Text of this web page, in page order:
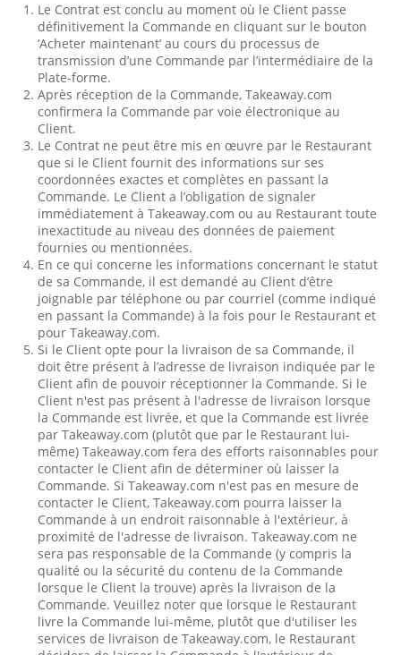
Le Contrat est conclu au moment où le Client passe
définitivement la Commande en cliquant sur le bouton
‘Acheter maintenant’ au cours du processus de
transmission d’une Commande par l’intermédiaire de la
Plate-forme.
Après réception de la Commande, Takeaway.com
confirmera la Commande par voie électronique au
Client.
Le Contrat ne peut être mis en œuvre par le Restaurant
que si le Client fournit des informations sur ses
coordonnées exactes et complètes en passant la
Commande. Le Client a l’obligation de signaler
immédiatement à Takeaway.com ou au Restaurant toute
inexactitude au niveau des données de paiement
fournies ou mentionnées.
En ce qui concerne les informations concernant le statut
de sa Commande, il est demandé au Client d’être
joignable par téléphone ou par courriel (comme indiqué
en passant la Commande) à la fois pour le Restaurant et
pour Takeaway.com.
Si le Client opte pour la livraison de sa Commande, il
doit être présent à l’adresse de livraison indiquée par le
Client afin de pouvoir réceptionner la Commande. Si le
Client n'est pas présent à l'adresse de livraison lorsque
la Commande est livrée, et que la Commande est livrée
par Takeaway.com (plutôt que par le Restaurant lui-
même) Takeaway.com fera des efforts raisonnables pour
contacter le Client afin de déterminer où laisser la
Commande. Si Takeaway.com n'est pas en mesure de
contacter le Client, Takeaway.com pourra laisser la
Commande à un endroit raisonnable à l'extérieur, à
proximité de l'adresse de livraison. Takeaway.com ne
sera pas responsable de la Commande (y compris la
qualité ou la sécurité du contenu de la Commande
lorsque le Client la trouve) après la livraison de la
Commande. Veuillez noter que lorsque le Restaurant
livre la Commande lui-même, plutôt que d'utiliser les
services de livraison de Takeaway.com, le Restaurant